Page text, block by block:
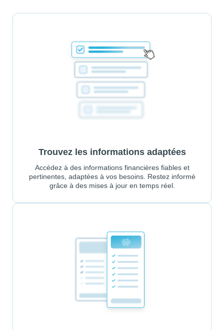
Trouvez les informations adaptées
Accédez à des informations financières fiables et
pertinentes, adaptées à vos besoins. Restez informé
grâce à des mises à jour en temps réel.